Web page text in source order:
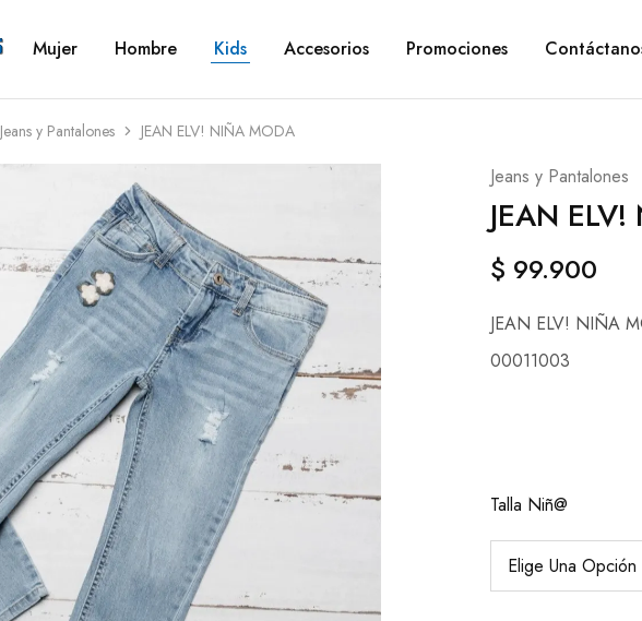
Mujer Hombre Kids Accesorios Promociones
Jeans y Pantalones JEAN ELV! NIÑA MODA
Jeans y Pantalones
JEAN
$ 99.900
JEAN ELV! NIÑA
00011003
Talla Niñ@